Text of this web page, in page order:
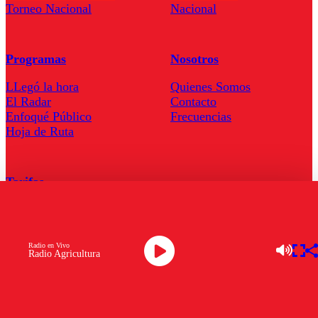
Radio Agricultura
Radio en Vivo
Torneo Nacional
Nacional
Programas
LLegó la hora
El Radar
Enfoqué Público
Hoja de Ruta
Nosotros
Quienes Somos
Contacto
Frecuencias
Tarifas